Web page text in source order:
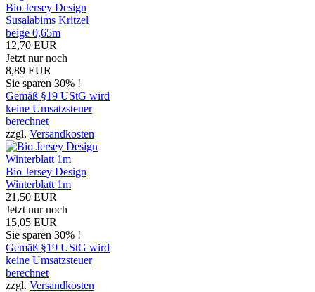
Bio Jersey Design
Susalabims Kritzel
beige 0,65m
12,70 EUR
Jetzt nur noch
8,89 EUR
Sie sparen 30% !
Gemäß §19 UStG wird
keine Umsatzsteuer
berechnet
zzgl. Versandkosten
Bio Jersey Design
Winterblatt 1m
21,50 EUR
Jetzt nur noch
15,05 EUR
Sie sparen 30% !
Gemäß §19 UStG wird
keine Umsatzsteuer
berechnet
zzgl. Versandkosten